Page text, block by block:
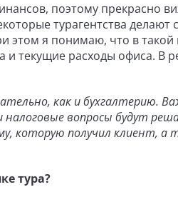
поэтому прекрасно
турагентства делают
этом я понимаю, что в такой
текущие расходы офиса. В
как и бухгалтерию.
вопросы будут
которую получил клиент, а
тура?